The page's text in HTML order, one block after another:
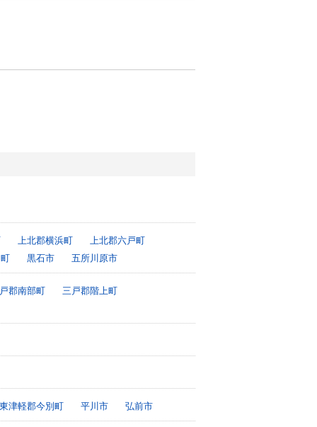
上北郡横浜町
上北郡六戸町
黒石市 五所川原市
郡南部町 三戸郡階上町
東津軽郡今別町 平川市 弘前市